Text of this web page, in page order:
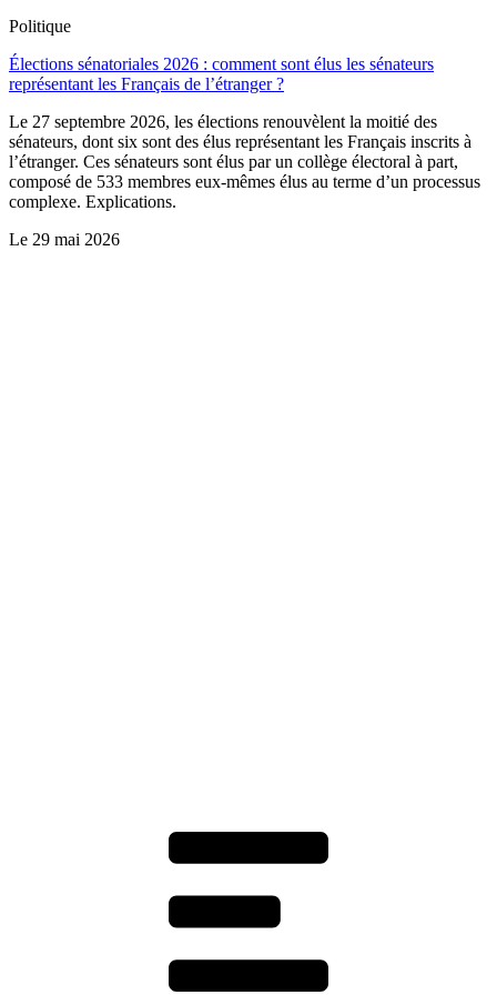
Politique
Élections sénatoriales 2026 : comment sont élus les sénateurs
représentant les Français de l’étranger ?
Le 27 septembre 2026, les élections renouvèlent la moitié des
sénateurs, dont six sont des élus représentant les Français inscrits à
l’étranger. Ces sénateurs sont élus par un collège électoral à part,
composé de 533 membres eux-mêmes élus au terme d’un processus
complexe. Explications.
Le 29 mai 2026